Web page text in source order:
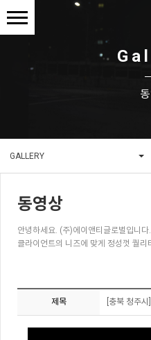
GALLERY
동영상
안녕하세요. (주)에이앤티글로벌입니다.
클라이언트의 니즈에 맞게 정성껏 퀄
제목 [충북 청주